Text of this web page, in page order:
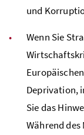
und
Wenn Sie
Deprivation,
Sie das
Während